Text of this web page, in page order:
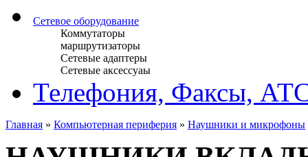
Сетевое оборудование
Коммутаторы
маршрутизаторы
Сетевые адаптеры
Сетевые аксессуаы
Телефония, Факсы,
Главная » Компьютерная периферия » Наушники и микрофоны